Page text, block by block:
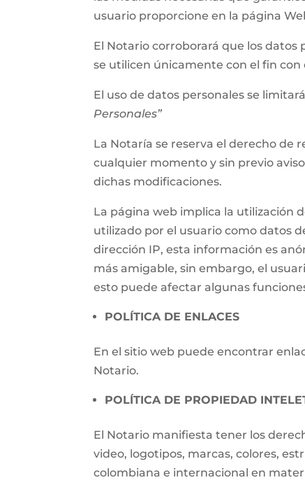
usuario proporcione en la página
El Notario corroborará que los datos
se utilicen únicamente con el fin
El uso de datos personales se
Personales”
La Notaría se reserva el derecho de
cualquier momento y sin previo
dichas modificaciones.
La página web implica la utilización
utilizado por el usuario como datos
dirección IP, esta información es
más amigable, sin embargo, el
esto puede afectar algunas
POLÍTICA DE ENLACES
En el sitio web puede encontrar
Notario.
POLÍTICA DE PROPIEDAD
El Notario manifiesta tener los
video, logotipos, marcas, colores,
colombiana e internacional en